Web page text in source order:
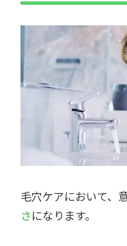
毛穴ケアにおいて、
さになります。